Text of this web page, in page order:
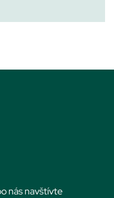
nás navštívte